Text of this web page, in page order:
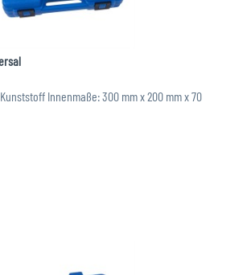
Innenmaße: 300 mm x 200 mm x 70